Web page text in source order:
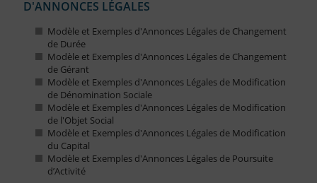
D'ANNONCES LÉGALES
Modèle et Exemples d'Annonces Légales de Changement
de Durée
Modèle et Exemples d'Annonces Légales de Changement
de Gérant
Modèle et Exemples d'Annonces Légales de Modification
de Dénomination Sociale
Modèle et Exemples d'Annonces Légales de Modification
de l'Objet Social
Modèle et Exemples d'Annonces Légales de Modification
du Capital
Modèle et Exemples d'Annonces Légales de Poursuite
d’Activité